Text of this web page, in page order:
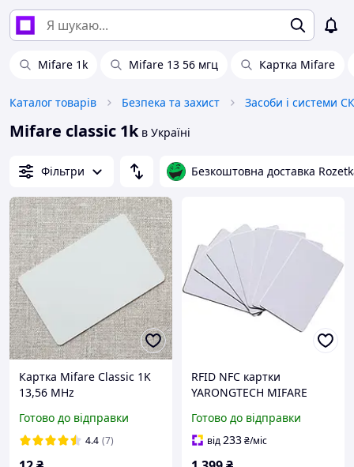
Mifare 1k Mifare 13 56 мгц Картка Mifare
Каталог товарів Безпека та захист Засоби і системи
Mifare classic 1kв Україні
Фільтри Безкоштовна доставка
Картка Mifare Classic 1K
13,56 MHz
Готово до відправки
4.4 (7)
RFID NFC картки
YARONGTECH MIFARE
(набір 100 шт), білі, для
СКУД та друку
Готово до відправки
від233₴/міс